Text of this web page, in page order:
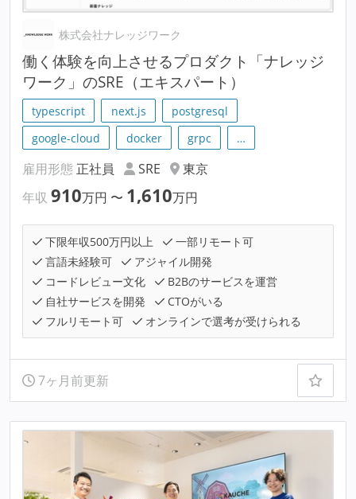
株式会社ナレッジワーク
働く体験を向上させるプロダクト「ナレッジ
ワーク」のSRE（エキスパート）
typescript next.js
postgresql
google-cloud
docker grpc …
雇用形態 正社員 SRE
東京
年収 910万円 〜 1,610万円
下限年収500万円以上
一部リモート可
言語未経験可
アジャイル開発
コードレビュー文化
B2Bのサービスを運営
自社サービスを開発
CTOがいる
フルリモート可
オンラインで選考が受けられる
7ヶ月前更新